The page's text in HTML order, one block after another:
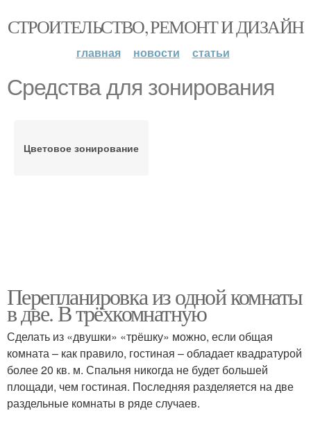
СТРОИТЕЛЬСТВО, РЕМОНТ И ДИЗАЙН
главная новости статьи
Средства для зонирования
Цветовое зонирование
Перепланировка из одной комнаты
в две. В трёхкомнатную
Сделать из «двушки» «трёшку» можно, если общая
комната – как правило, гостиная – обладает квадратурой
более 20 кв. м. Спальня никогда не будет большей
площади, чем гостиная. Последняя разделяется на две
раздельные комнаты в ряде случаев.